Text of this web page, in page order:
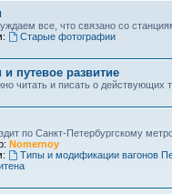
все, что связано со
Старые фотографии
и путевое развитие
читать и писать о действующих
по Санкт-Петербургскому
Nomernoy
Типы и модификации вагонов